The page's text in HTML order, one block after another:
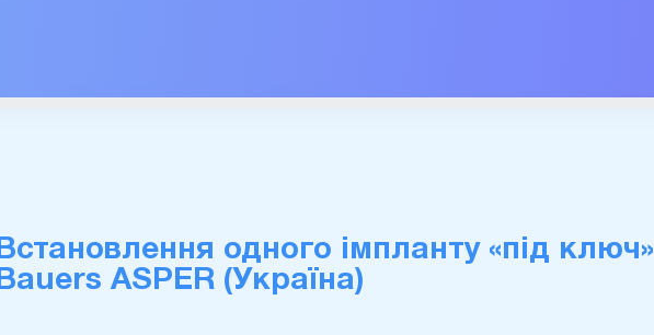
Встановлення одного імпланту «під ключ»
Bauers ASPER (Україна)